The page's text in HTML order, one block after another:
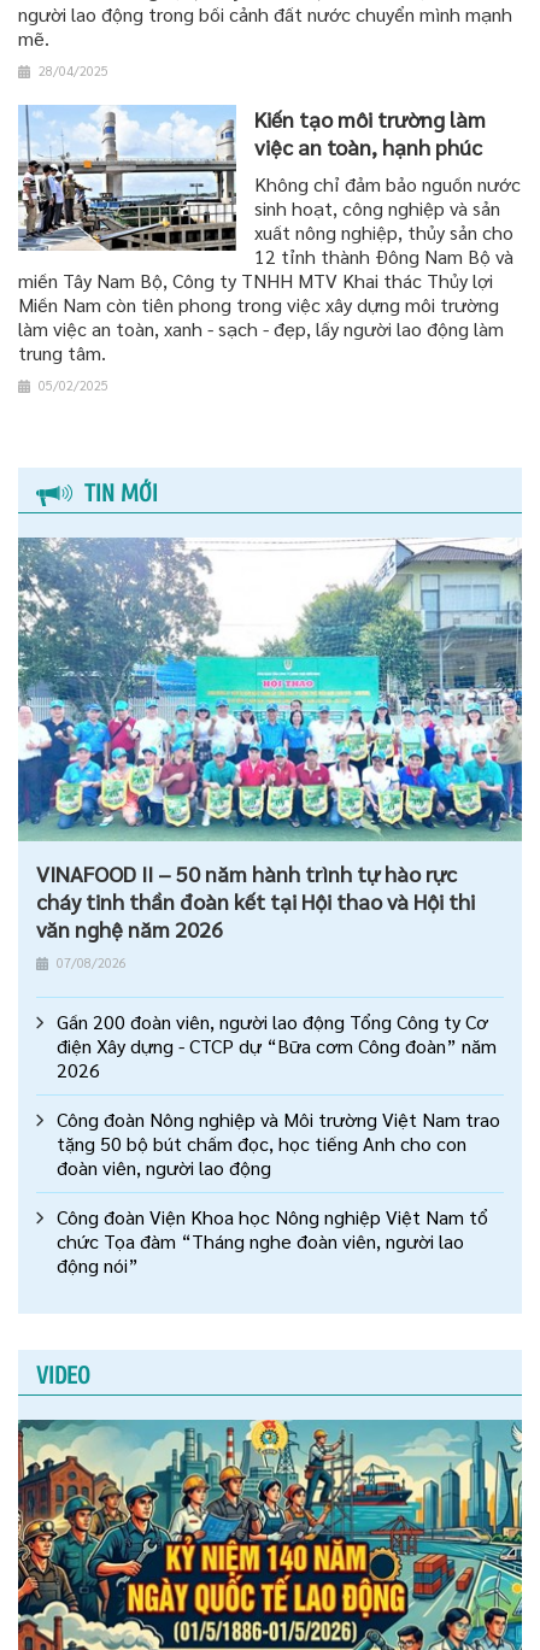
người lao động trong bối cảnh đất nước chuyển mình mạnh
mẽ.
28/04/2025
Kiến tạo môi trường làm
việc an toàn, hạnh phúc
Không chỉ đảm bảo nguồn nước
sinh hoạt, công nghiệp và sản
xuất nông nghiệp, thủy sản cho
12 tỉnh thành Đông Nam Bộ và
miền Tây Nam Bộ, Công ty TNHH MTV Khai thác Thủy lợi
Miền Nam còn tiên phong trong việc xây dựng môi trường
làm việc an toàn, xanh - sạch - đẹp, lấy người lao động làm
trung tâm.
05/02/2025
TIN MỚI
VINAFOOD II – 50 năm hành trình tự hào rực
cháy tinh thần đoàn kết tại Hội thao và Hội thi
văn nghệ năm 2026
07/08/2026
Gần 200 đoàn viên, người lao động Tổng Công ty Cơ
điện Xây dựng - CTCP dự “Bữa cơm Công đoàn” năm
2026
Công đoàn Nông nghiệp và Môi trường Việt Nam trao
tặng 50 bộ bút chấm đọc, học tiếng Anh cho con
đoàn viên, người lao động
Công đoàn Viện Khoa học Nông nghiệp Việt Nam tổ
chức Tọa đàm “Tháng nghe đoàn viên, người lao
động nói”
VIDEO